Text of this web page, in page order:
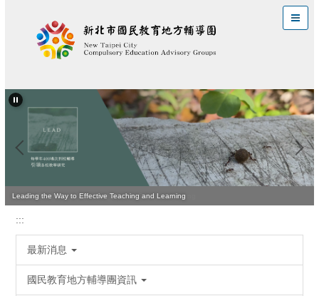
區
Quality Teaching Is Vital for Improving Student Learning
Leading the Way to Effective Teaching and Learning
:::
最新消息
國民教育地方輔導團資訊